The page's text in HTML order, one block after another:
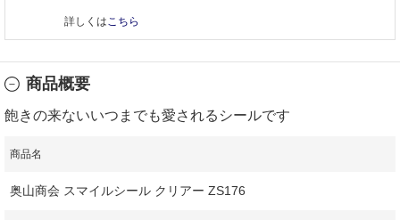
詳しくは こちら
商品概要
飽きの来ないいつまでも愛されるシールです
商品名
奥山商会 スマイルシール クリアー ZS176